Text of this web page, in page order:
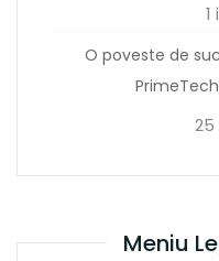
1
O poveste de
25
Meniu